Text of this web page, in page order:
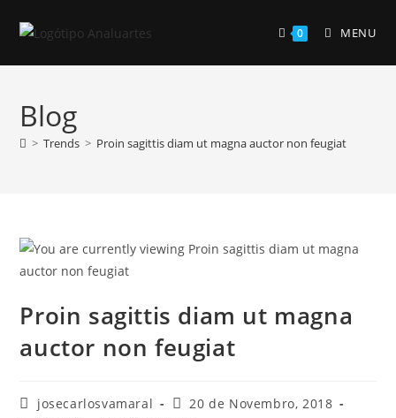
0 MENU
Blog
> Trends > Proin sagittis diam ut magna auctor non feugiat
Proin sagittis diam ut magna
auctor non feugiat
Postjosecarlosvamaral
Post20 de Novembro, 2018